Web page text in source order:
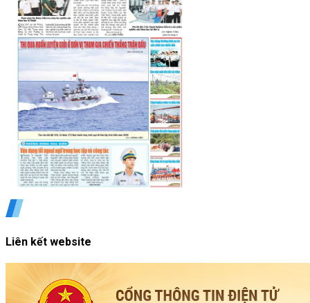
Liên kết website